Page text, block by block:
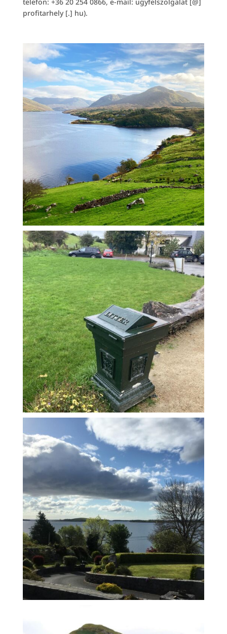
telefon: +36 20 254 0866, e-mail: ugyfelszolgalat [@]
profitarhely [.] hu).